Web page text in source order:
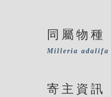
同屬物種
Milleria adalifa
寄主資訊